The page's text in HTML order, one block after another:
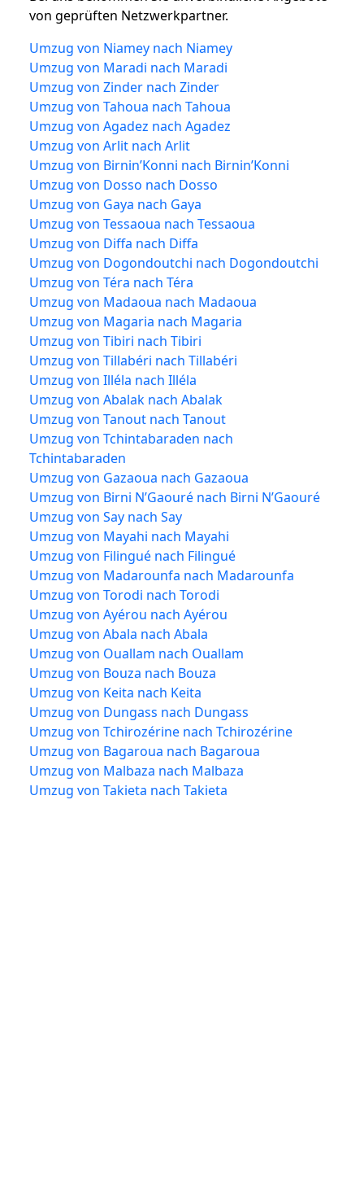
von geprüften Netzwerkpartner.
Umzug von Niamey nach Niamey
Umzug von Maradi nach Maradi
Umzug von Zinder nach Zinder
Umzug von Tahoua nach Tahoua
Umzug von Agadez nach Agadez
Umzug von Arlit nach Arlit
Umzug von Birnin’Konni nach Birnin’Konni
Umzug von Dosso nach Dosso
Umzug von Gaya nach Gaya
Umzug von Tessaoua nach Tessaoua
Umzug von Diffa nach Diffa
Umzug von Dogondoutchi nach Dogondoutchi
Umzug von Téra nach Téra
Umzug von Madaoua nach Madaoua
Umzug von Magaria nach Magaria
Umzug von Tibiri nach Tibiri
Umzug von Tillabéri nach Tillabéri
Umzug von Illéla nach Illéla
Umzug von Abalak nach Abalak
Umzug von Tanout nach Tanout
Umzug von Tchintabaraden nach
Tchintabaraden
Umzug von Gazaoua nach Gazaoua
Umzug von Birni N’Gaouré nach Birni N’Gaouré
Umzug von Say nach Say
Umzug von Mayahi nach Mayahi
Umzug von Filingué nach Filingué
Umzug von Madarounfa nach Madarounfa
Umzug von Torodi nach Torodi
Umzug von Ayérou nach Ayérou
Umzug von Abala nach Abala
Umzug von Ouallam nach Ouallam
Umzug von Bouza nach Bouza
Umzug von Keita nach Keita
Umzug von Dungass nach Dungass
Umzug von Tchirozérine nach Tchirozérine
Umzug von Bagaroua nach Bagaroua
Umzug von Malbaza nach Malbaza
Umzug von Takieta nach Takieta